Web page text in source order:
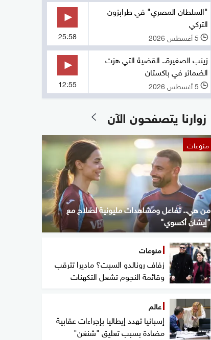
"السلطان المصري" في طرابزون
التركي
l 5 أغسطس 2026 25:58
زينب الصغيرة.. القضية التي هزت
الضمائر في باكستان
l 5 أغسطس 2026 12:55
زوارنا يتصفحون الآن
منوعات
من هي.. تفاعل ومشاهدات مليونية لصلاح مع
"إيشان أكسوي"
منوعات
زفاف رونالدو السبت؟ ماديرا تترقب
وقائمة النجوم تشعل التكهنات
عالم
إسبانيا تهدد إيطاليا بإجراءات عقابية
مضادة بسبب تعليق "شنغن"